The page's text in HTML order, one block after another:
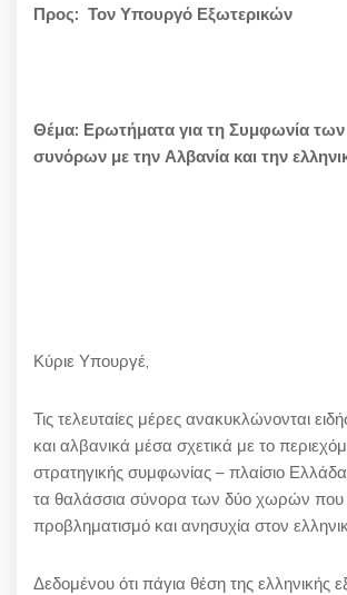
Προς: Τον Υπουργό Εξωτερικών
Θέμα: Ερωτήματα για τη Συμφωνία
συνόρων με την Αλβανία και την
Κύριε Υπουργέ,
Τις τελευταίες μέρες ανακυκλώνονται
και αλβανικά μέσα σχετικά με το
στρατηγικής συμφωνίας – πλαίσιο
τα θαλάσσια σύνορα των δύο χωρών
προβληματισμό και ανησυχία στον
Δεδομένου ότι πάγια θέση της ελληνικής